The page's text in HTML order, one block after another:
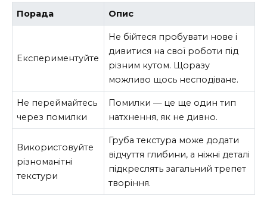
Порада Опис
Експериментуйте
Не бійтеся пробувати нове і
дивитися на свої роботи під
різним кутом. Щоразу
можливо щось несподіване.
Не переймайтесь
через помилки
Помилки — це ще один тип
натхнення, як не дивно.
Використовуйте
різноманітні
текстури
Груба текстура може додати
відчуття глибини, а ніжні деталі
підкреслять загальний трепет
творіння.